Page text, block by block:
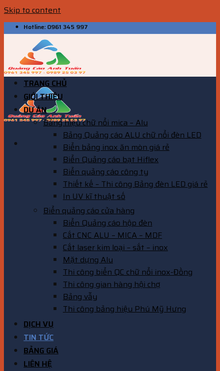
Skip to content
Hotline: 0961 345 997
TRANG CHỦ
GIỚI THIỆU
DỰ ÁN
Bảng hiệu chữ nổi mica – Alu
Bảng Quảng cáo ALU chữ nổi đèn LED
Biển bảng inox ăn mòn giá rẻ
Biển Quảng cáo bạt Hiflex
Biển quảng cáo công ty
Thiết kế – Thi công Bảng đèn LED giá rẻ
In UV kĩ thuật số
Biển quảng cáo cửa hàng
Biển Quảng cáo hộp đèn
Cắt CNC ALU – MICA – MDF
Cắt laser kim loại – sắt – inox
Mặt dựng Alu
Thi công biển QC chữ nổi inox-Đồng
Thi công gian hàng hội chợ
Bảng vẫy
Thi công bảng hiệu Phú Mỹ Hưng
DỊCH VỤ
TIN TỨC
BẢNG GIÁ
LIÊN HỆ